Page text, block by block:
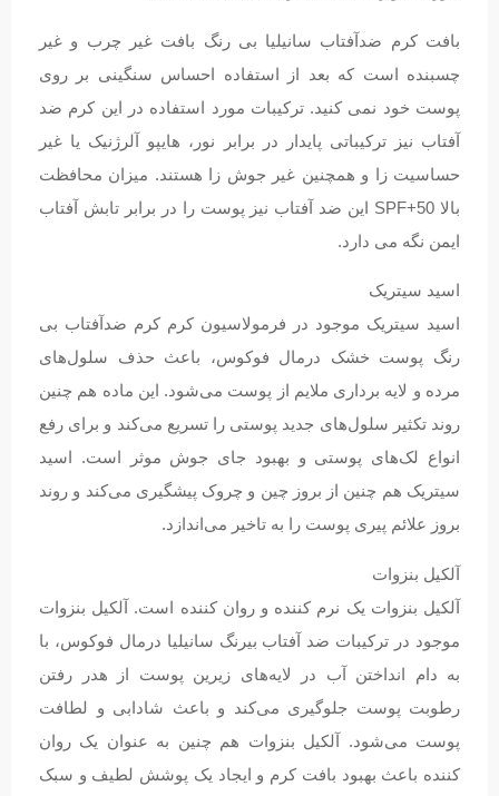
بافت کرم ضدآفتاب سانیلیا بی رنگ بافت غیر چرب و غیر
چسبنده است که بعد از استفاده احساس سنگینی بر روی
پوست خود نمی کنید. ترکیبات مورد استفاده در این کرم ضد
آفتاب نیز ترکیباتی پایدار در برابر نور، هایپو آلرژنیک یا غیر
حساسیت زا و همچنین غیر جوش زا هستند. میزان محافظت
بالا SPF+50 این ضد آفتاب نیز پوست را در برابر تابش آفتاب
ایمن نگه می دارد.
اسید سیتریک
اسید سیتریک موجود در فرمولاسیون کرم کرم ضدآفتاب بی
رنگ پوست خشک درمال فوکوس، باعث حذف سلول‌های
مرده و لایه برداری ملایم از پوست می‌شود. این ماده هم چنین
روند تکثیر سلول‌های جدید پوستی را تسریع می‌کند و برای رفع
انواع لک‌های پوستی و بهبود جای جوش موثر است. اسید
سیتریک هم چنین از بروز چین و چروک پیشگیری می‌کند و روند
بروز علائم پیری پوست را به تاخیر می‌اندازد.
آلکیل بنزوات
آلکیل بنزوات یک نرم کننده و روان کننده است. آلکیل بنزوات
موجود در ترکیبات ضد آفتاب بیرنگ سانیلیا درمال فوکوس، با
به دام انداختن آب در لایه‌های زیرین پوست از هدر رفتن
رطوبت پوست جلوگیری می‌کند و باعث شادابی و لطافت
پوست می‌شود. آلکیل بنزوات هم چنین به عنوان یک روان
کننده باعث بهبود بافت کرم و ایجاد یک پوشش لطیف و سبک